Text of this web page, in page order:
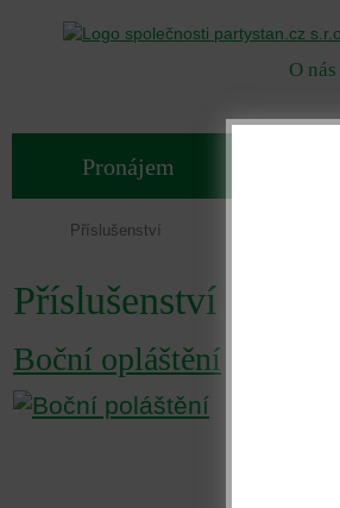
O nás
Pronájem
Příslušenství
Příslušenství
Boční opláštění